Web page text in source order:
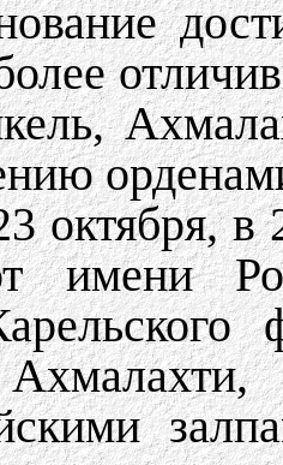
октября,
имени